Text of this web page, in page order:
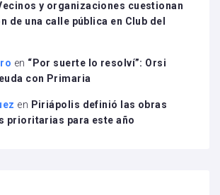
y organizaciones cuestionan
de una calle pública en Club del
en “Por suerte lo resolví”: Orsi
con Primaria
en Piriápolis definió las obras
prioritarias para este año